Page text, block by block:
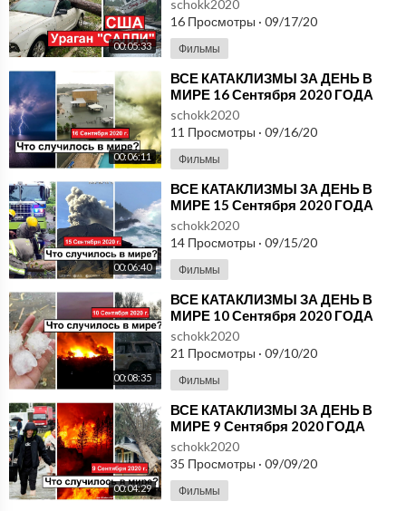
00:05:33
schokk2020
16 Просмотры · 09/17/20
Фильмы
00:06:11
⁣ВСЕ КАТАКЛИЗМЫ ЗА ДЕНЬ В
МИРЕ 16 Сентября 2020 ГОДА
#ДрожьЗемли #Катаклизмы
schokk2020
11 Просмотры · 09/16/20
Фильмы
00:06:40
⁣ВСЕ КАТАКЛИЗМЫ ЗА ДЕНЬ В
МИРЕ 15 Сентября 2020 ГОДА
#ДрожьЗемли #Катаклизмы
schokk2020
14 Просмотры · 09/15/20
Фильмы
00:08:35
⁣ВСЕ КАТАКЛИЗМЫ ЗА ДЕНЬ В
МИРЕ 10 Сентября 2020 ГОДА
#ДрожьЗемли #Катаклизмы
schokk2020
21 Просмотры · 09/10/20
Фильмы
00:04:29
⁣ВСЕ КАТАКЛИЗМЫ ЗА ДЕНЬ В
МИРЕ 9 Сентября 2020 ГОДА
#ДрожьЗемли #Катаклизмы
schokk2020
35 Просмотры · 09/09/20
Фильмы